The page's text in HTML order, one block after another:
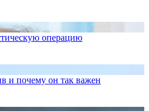
операцию
и почему он так важен